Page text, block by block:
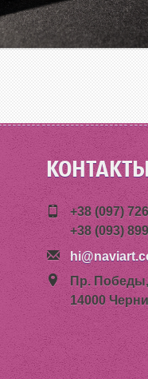
+38 (097)
+38 (093)
Пр.
14000